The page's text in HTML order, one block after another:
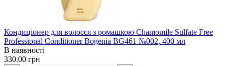
Кондиціонер для волосся з ромашкою Chamomile Sulfate Free
Professional Conditioner Bogenia BG461 №002, 400 мл
В наявності
330.00 грн